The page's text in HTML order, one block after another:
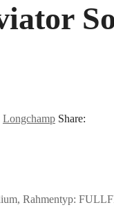
Longchamp Share:
Rahmentyp: